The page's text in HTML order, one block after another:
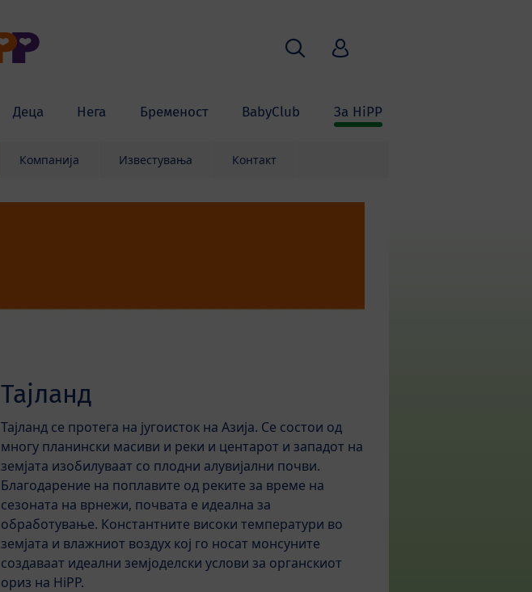
Деца Нега Бременост BabyClub За HiPP
Пребарување
HiPP Babyclub
Компанија Известувања Контакт
Тајланд
Тајланд се протега на југоисток на Азија. Се состои од
многу планински масиви и реки и центарот и западот на
земјата изобилуваат со плодни алувијални почви.
Благодарение на поплавите од реките за време на
сезоната на врнежи, почвата е идеална за
обработување. Константните високи температури во
земјата и влажниот воздух кој го носат монсуните
создаваат идеални земјоделски услови за органскиот
ориз на HiPP.